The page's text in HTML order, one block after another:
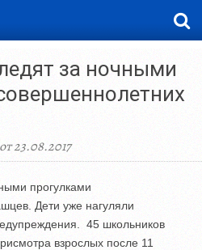
за ночными
23.08.2017
прогулками
Дети уже нагуляли
45 школьников
взрослых после 11